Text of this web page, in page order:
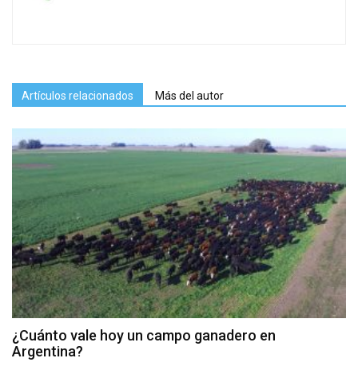
Artículos relacionados Más del autor
¿Cuánto vale hoy un campo ganadero en
Argentina?